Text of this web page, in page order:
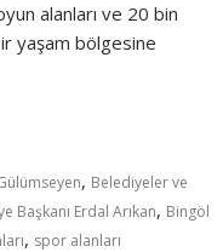
alanları ve 20 bin
yaşam bölgesine
, Belediyeler ve
Başkanı Erdal Arıkan, Bingöl
, spor alanları